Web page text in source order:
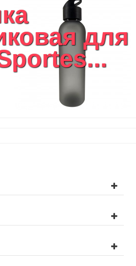
для